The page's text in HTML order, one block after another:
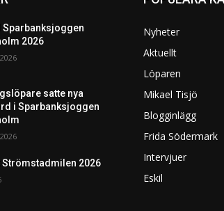
Sparbanksjoggen
2026
satte nya
i Sparbanksjoggen
Strömstadmilen 2026
Nyheter
Aktuellt
Löparen
Mikael Tisjö
Blogginlägg
Frida Södermark
Intervjuer
Eskil